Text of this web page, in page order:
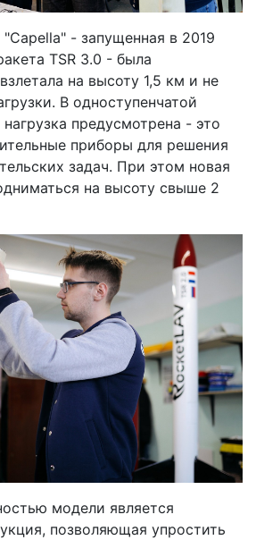
- запущенная в 2019
TSR 3.0 - была
на высоту 1,5 км и не
В одноступенчатой
предусмотрена - это
приборы для решения
задач. При этом новая
на высоту свыше 2
модели является
позволяющая упростить